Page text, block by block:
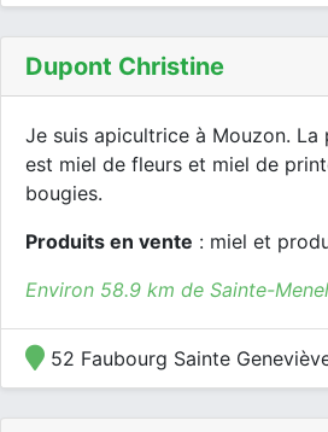
Dupont Christine
Je suis apicultrice à Mouzon.
est miel de fleurs et miel de
bougies.
Produits en vente : miel et
Environ 58.9 km de Sainte-
52 Faubourg Sainte